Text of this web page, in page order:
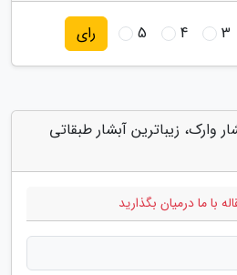
3
4
5 رای
وارک، زیباترین آبشار طبقاتی
با ما درمیان بگذارید